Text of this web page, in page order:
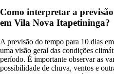
Como interpretar a
em Vila Nova Itapetininga?
A previsão do tempo para 10 dias
uma visão geral das condições
período. É importante observar as
possibilidade de chuva, ventos e